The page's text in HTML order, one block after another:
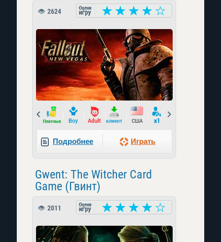
2624
Prev
Подробнее Играть
Gwent: The Witcher Card
Game (Гвинт)
2011